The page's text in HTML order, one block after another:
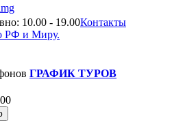
10.00 - 19.00Контакты
РФ и Миру.
ГРАФИК ТУРОВ